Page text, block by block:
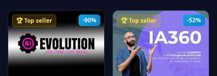
-90%
🏆 Top seller -52%
🏆 Top seller